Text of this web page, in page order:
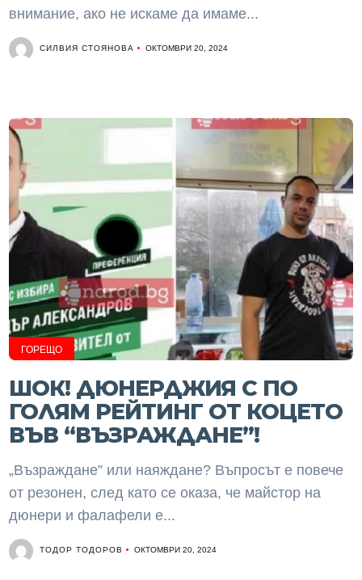
внимание, ако не искаме да имаме...
СИЛВИЯ СТОЯНОВА ОКТОМВРИ 20, 2024
ГОРЕЩО
ШОК! ДЮНЕРДЖИЯ С ПО
ГОЛЯМ РЕЙТИНГ ОТ КОЦЕТО
ВЪВ “ВЪЗРАЖДАНЕ”!
„Възраждане” или наяждане? Въпросът е повече
от резонен, след като се оказа, че майстор на
дюнери и фалафели е...
ТОДОР ТОДОРОВ ОКТОМВРИ 20, 2024